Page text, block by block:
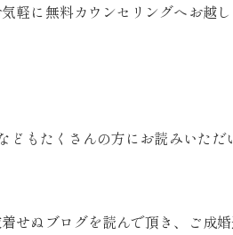
軽に無料カウンセリングへお越
もたくさんの方にお読みいただ
せぬブログを読んで頂き、ご成